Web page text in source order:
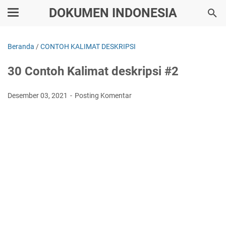
DOKUMEN INDONESIA
Beranda /CONTOH KALIMAT DESKRIPSI
30 Contoh Kalimat deskripsi #2
Desember 03, 2021 Posting Komentar